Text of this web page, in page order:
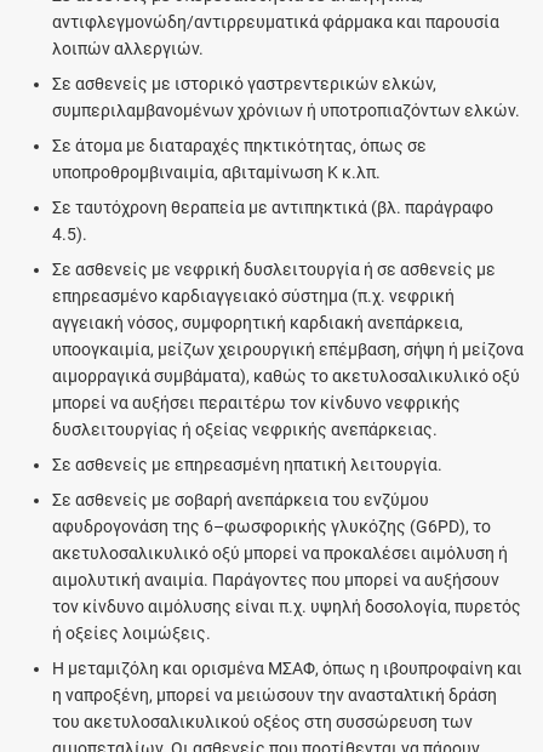
αντιφλεγμονώδη/αντιρρευματικά φάρμακα και παρουσία
λοιπών αλλεργιών.
Σε ασθενείς με ιστορικό γαστρεντερικών ελκών,
συμπεριλαμβανομένων χρόνιων ή υποτροπιαζόντων ελκών.
Σε άτομα με διαταραχές πηκτικότητας, όπως σε
υποπροθρομβιναιμία, αβιταμίνωση Κ κ.λπ.
Σε ταυτόχρονη θεραπεία με αντιπηκτικά (βλ. παράγραφο
4.5).
Σε ασθενείς με νεφρική δυσλειτουργία ή σε ασθενείς με
επηρεασμένο καρδιαγγειακό σύστημα (π.χ. νεφρική
αγγειακή νόσος, συμφορητική καρδιακή ανεπάρκεια,
υποογκαιμία, μείζων χειρουργική επέμβαση, σήψη ή μείζονα
αιμορραγικά συμβάματα), καθώς το ακετυλοσαλικυλικό οξύ
μπορεί να αυξήσει περαιτέρω τον κίνδυνο νεφρικής
δυσλειτουργίας ή οξείας νεφρικής ανεπάρκειας.
Σε ασθενείς με επηρεασμένη ηπατική λειτουργία.
Σε ασθενείς με σοβαρή ανεπάρκεια του ενζύμου
αφυδρογονάση της 6–φωσφορικής γλυκόζης (G6PD), το
ακετυλοσαλικυλικό οξύ μπορεί να προκαλέσει αιμόλυση ή
αιμολυτική αναιμία. Παράγοντες που μπορεί να αυξήσουν
τον κίνδυνο αιμόλυσης είναι π.χ. υψηλή δοσολογία, πυρετός
ή οξείες λοιμώξεις.
Η μεταμιζόλη και ορισμένα ΜΣΑΦ, όπως η ιβουπροφαίνη και
η ναπροξένη, μπορεί να μειώσουν την ανασταλτική δράση
του ακετυλοσαλικυλικού οξέος στη συσσώρευση των
αιμοπεταλίων. Οι ασθενείς που προτίθενται να πάρουν